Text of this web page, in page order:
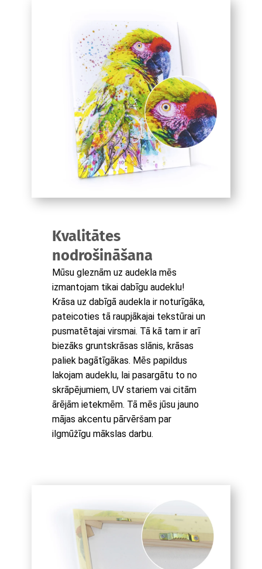
Kvalitātes
nodrošināšana
Mūsu gleznām uz audekla mēs
izmantojam tikai dabīgu audeklu!
Krāsa uz dabīgā audekla ir noturīgāka,
pateicoties tā raupjākajai tekstūrai un
pusmatētajai virsmai. Tā kā tam ir arī
biezāks gruntskrāsas slānis, krāsas
paliek bagātīgākas. Mēs papildus
lakojam audeklu, lai pasargātu to no
skrāpējumiem, UV stariem vai citām
ārējām ietekmēm. Tā mēs jūsu jauno
mājas akcentu pārvēršam par
ilgmūžīgu mākslas darbu.